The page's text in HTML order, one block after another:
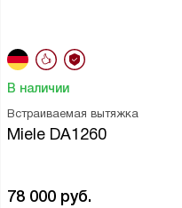
В наличии
Встраиваемая вытяжка
Miele DA1260
78 000 руб.